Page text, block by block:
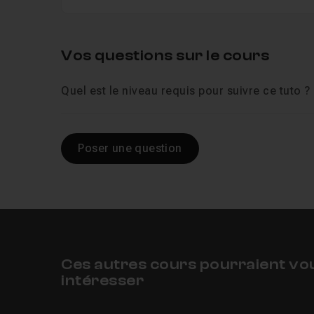
Vos questions sur le cours
Quel est le niveau requis pour suivre ce tuto ?
Poser une question
Ces autres cours pourraient
intéresser